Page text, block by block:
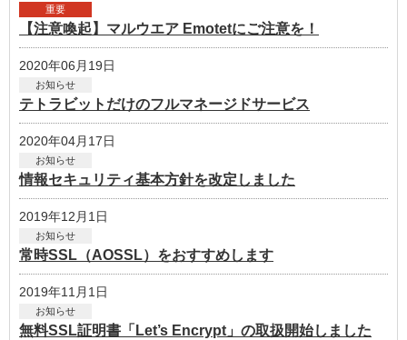
重要
【注意喚起】マルウエア Emotetにご注意を！
2020年06月19日
お知らせ
テトラビットだけのフルマネージドサービス
2020年04月17日
お知らせ
情報セキュリティ基本方針を改定しました
2019年12月1日
お知らせ
常時SSL（AOSSL）をおすすめします
2019年11月1日
お知らせ
無料SSL証明書「Let’s Encrypt」の取扱開始しました